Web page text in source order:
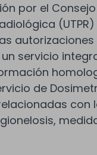
por el
servicio
de